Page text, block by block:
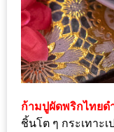
นิม)
เชียงใหม่
ส่วนลด
พิเศษ
ร้าน
อาหาร
ก้ามปูผัดพริกไทยด
ชิ้นโต ๆ กระเทาะเ